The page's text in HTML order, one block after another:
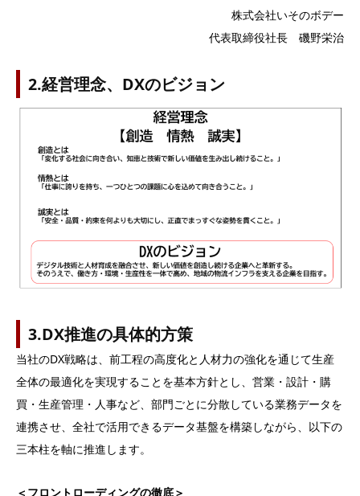
株式会社いそのボデー
代表取締役社長 磯野栄治
2.経営理念、DXのビジョン
3.DX推進の具体的方策
当社のDX戦略は、前工程の高度化と人材力の強化を通じて生産
全体の最適化を実現することを基本方針とし、営業・設計・購
買・生産管理・人事など、部門ごとに分散している業務データを
連携させ、全社で活用できるデータ基盤を構築しながら、以下の
三本柱を軸に推進します。
＜フロントローディングの徹底＞